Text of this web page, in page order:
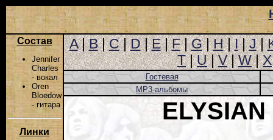
Состав
Jennifer
Charles
- вокал
Oren
Bloedow
- гитара
Линки
A|B|C|D|E|F|G|H|I|J|
T|U|V|W|X
Гостевая
MP3-альбомы